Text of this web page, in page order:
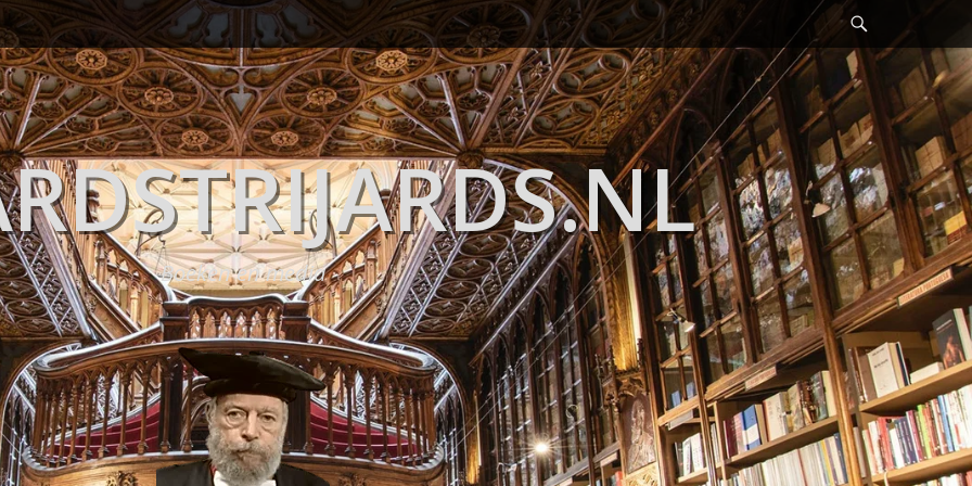
Toggle
Boeken en media